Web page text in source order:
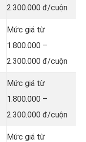
2.300.000 đ/cuộn
Mức giá từ
1.800.000 –
2.300.000 đ/cuộn
Mức giá từ
1.800.000 –
2.300.000 đ/cuộn
Mức giá từ